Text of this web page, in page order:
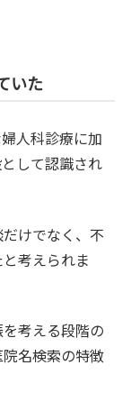
いた
人科診療に加
して認識され
けでなく、不
考えられま
考える段階の
名検索の特徴